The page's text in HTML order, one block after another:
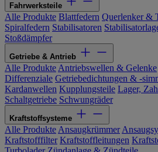
Fahrwerksteile
Alle Produkte Blattfedern Querlenker &
Spiralfedern Stabilisatoren
Stoßdämpfer
Getriebe & Antrieb
Alle Produkte Antriebswellen & Gelenke
Differenziale Getriebedichtungen & -
Kardanwellen Kupplungsteile Lager,
Schaltgetriebe Schwungräder
Kraftstoffsysteme
Alle Produkte Ansaugkrümmer
Kraftstofffilter Kraftstoffleitungen